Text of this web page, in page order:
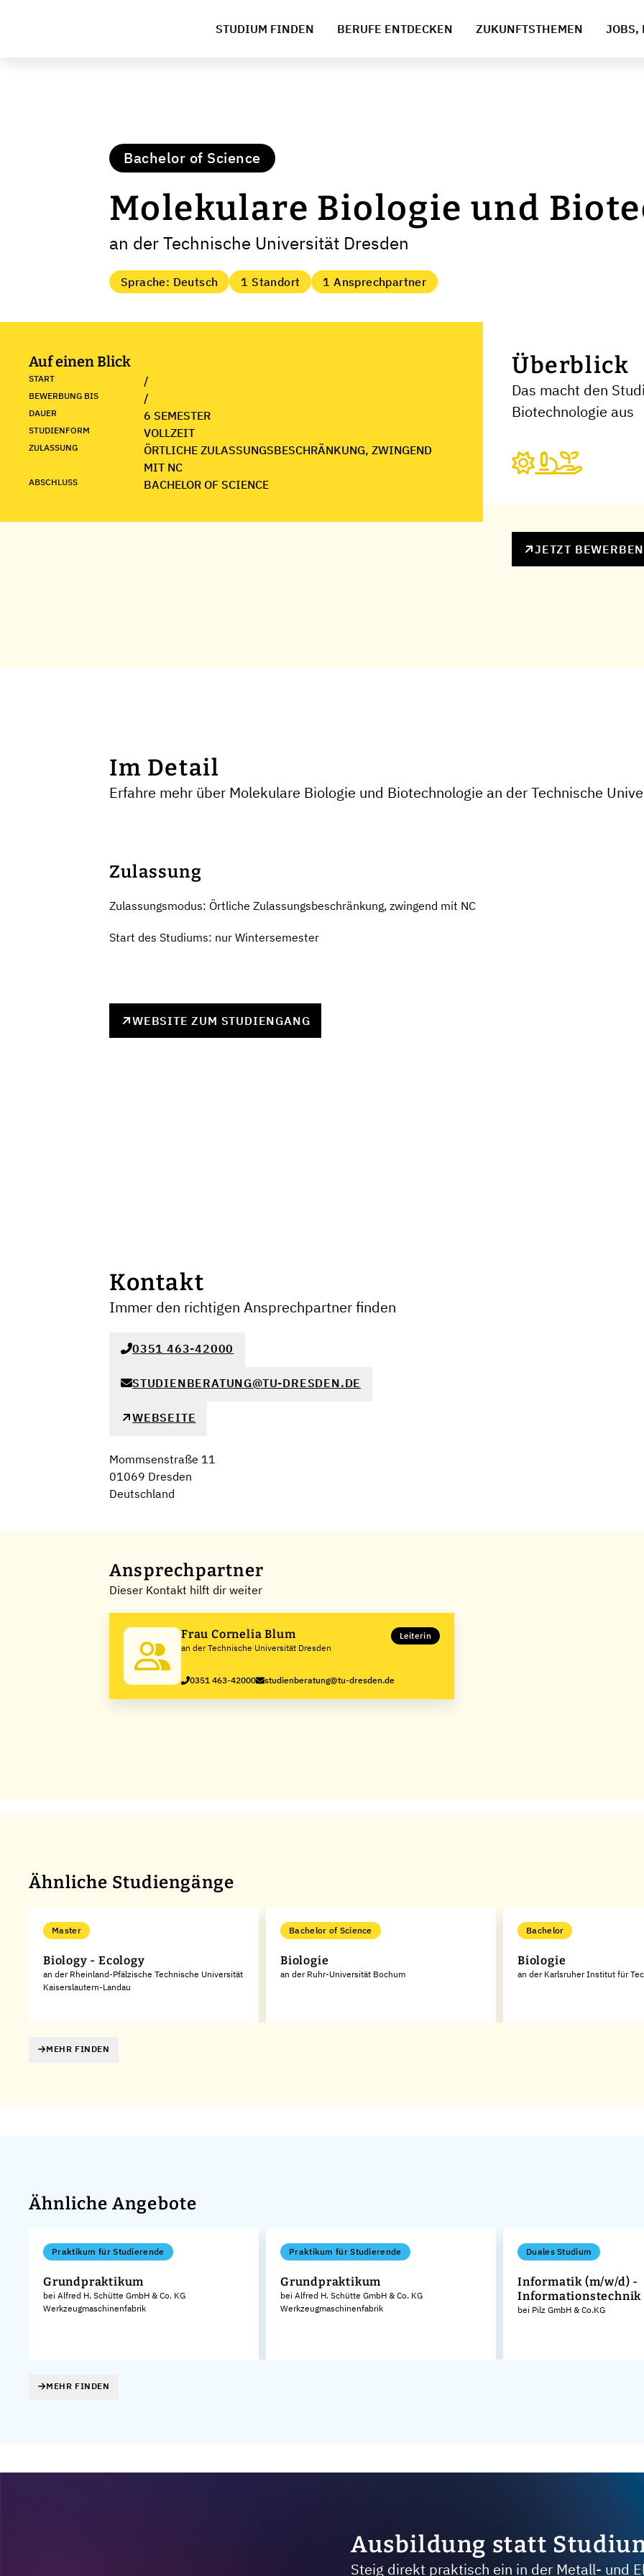
STUDIUM FINDEN BERUFE ENTDECKEN ZUKUNFTSTHEMEN JOBS,
Bachelor of Science
Molekulare Biologie und
an der Technische Universität Dresden
Sprache: Deutsch 1 Standort 1 Ansprechpartner
Auf einen Blick
START /
BEWERBUNG BIS /
DAUER 6 SEMESTER
STUDIENFORM VOLLZEIT
ZULASSUNG
ÖRTLICHE ZULASSUNGSBESCHRÄNKUNG, ZWINGEND
MIT NC
ABSCHLUSS BACHELOR OF SCIENCE
Überblick
Das macht den
Biotechnologie aus
JETZT BEWERBEN
Im Detail
Erfahre mehr über Molekulare Biologie und Biotechnologie an der Technische
Zulassung
Zulassungsmodus: Örtliche Zulassungsbeschränkung, zwingend mit NC
Start des Studiums: nur Wintersemester
WEBSITE ZUM STUDIENGANG
Kontakt
Immer den richtigen Ansprechpartner finden
0351 463-42000
STUDIENBERATUNG@TU-DRESDEN.DE
WEBSEITE
Mommsenstraße 11
01069 Dresden
Deutschland
Ansprechpartner
Dieser Kontakt hilft dir weiter
Frau Cornelia Blum
an der Technische Universität Dresden
Leiterin
0351 463-42000 studienberatung@tu-dresden.de
Ähnliche Studiengänge
Master
Biology - Ecology
an der Rheinland-Pfälzische Technische Universität
Kaiserslautern-Landau
Bachelor of Science
Biologie
an der Ruhr-Universität Bochum
Bachelor
Biologie
an der Karlsruher Institut für
MEHR FINDEN
Ähnliche Angebote
Praktikum für Studierende
Grundpraktikum
bei Alfred H. Schütte GmbH & Co. KG
Werkzeugmaschinenfabrik
Praktikum für Studierende
Grundpraktikum
bei Alfred H. Schütte GmbH & Co. KG
Werkzeugmaschinenfabrik
Duales Studium
Informatik (m/w/d) -
Informationstechnik
bei Pilz GmbH & Co.KG
MEHR FINDEN
Ausbildung statt
Steig direkt praktisch ein in der Metall- und